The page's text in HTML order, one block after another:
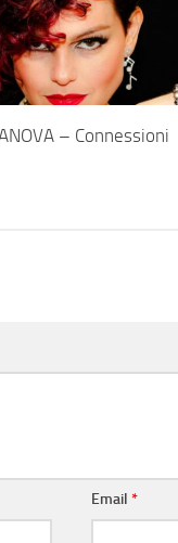
– Connessioni
Email*